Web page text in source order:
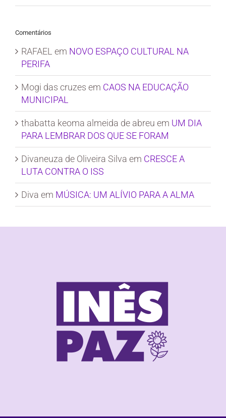
Comentários
RAFAEL em NOVO ESPAÇO CULTURAL NA
PERIFA
Mogi das cruzes em CAOS NA EDUCAÇÃO
MUNICIPAL
thabatta keoma almeida de abreu em UM DIA
PARA LEMBRAR DOS QUE SE FORAM
Divaneuza de Oliveira Silva em CRESCE A
LUTA CONTRA O ISS
Diva em MÚSICA: UM ALÍVIO PARA A ALMA